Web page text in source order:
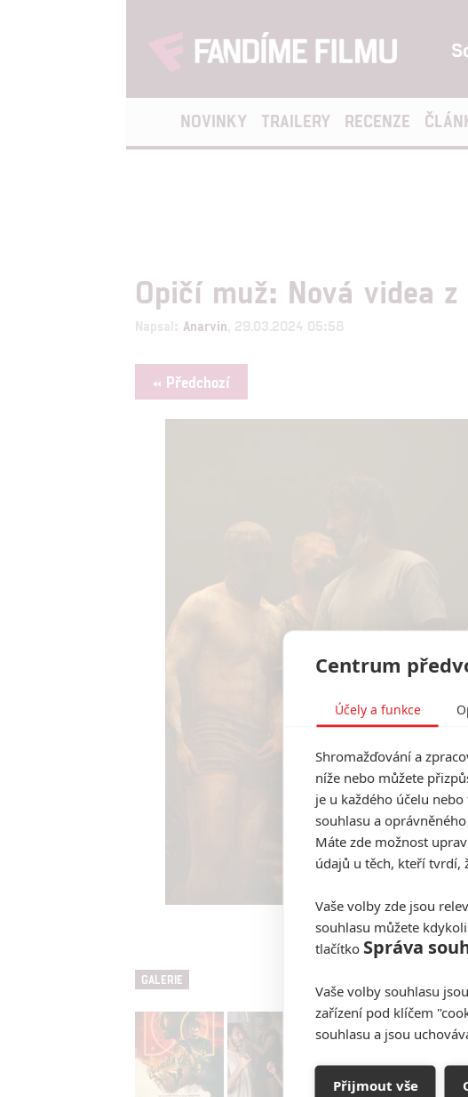
NOVINKY TRAILERY RECENZE
Opičí muž: Nová videa
Napsal: Anarvin , 29.03.2024 05:58
« Předchozí
Opičí muž (2024) |
GALERIE
Centrum
Účely a funkce
Shromažďování a
níže nebo můžete
je u každého účelu
souhlasu a
Máte zde možnost
údajů u těch, kteří tvrdí,
Vaše volby zde jsou
souhlasu můžete
tlačítko Správa
Vaše volby souhlasu
zařízení pod klíčem
souhlasu a jsou
Přijmout vše